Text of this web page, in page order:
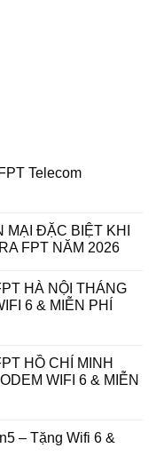
Telecom
ĐẶC BIỆT KHI
FPT NĂM 2026
HÀ NỘI THÁNG
6 & MIỄN PHÍ
HỒ CHÍ MINH
WIFI 6 & MIỄN
– Tặng Wifi 6 &